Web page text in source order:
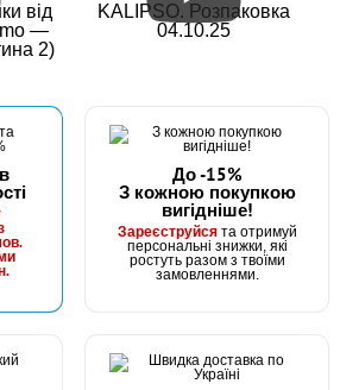
від
—
2)
KALIPSO. Розпаковка
04.10.25
До -15%
З кожною покупкою
вигідніше!
Зареєструйсята отримуй
персональні знижки, які
ростуть разом з твоїми
замовленнями.